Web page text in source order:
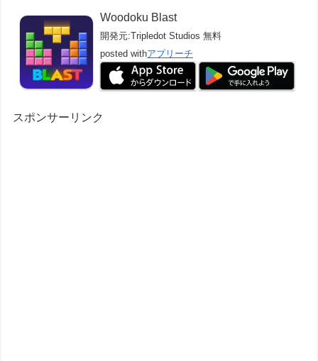
Woodoku Blast
開発元:Tripledot Studios 無料
posted withアプリーチ
スポンサーリンク